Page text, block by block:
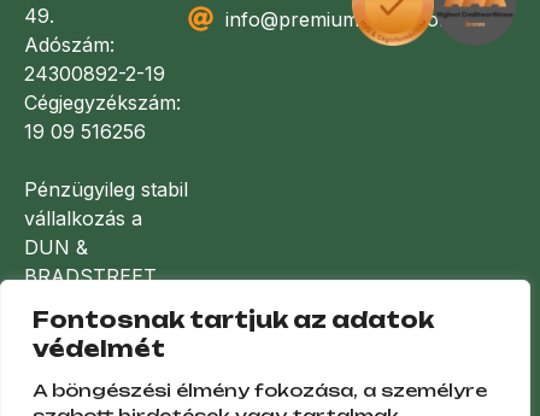
Fontosnak tartjuk az adatok
védelmét
A böngészési élmény fokozása, a személyre
49.
Adószám:
24300892-2-19
Cégjegyzékszám:
19 09 516256
Pénzügyileg stabil
vállalkozás a
DUN &
BRADSTREET
alapján
info@premiumlakoauto.hu